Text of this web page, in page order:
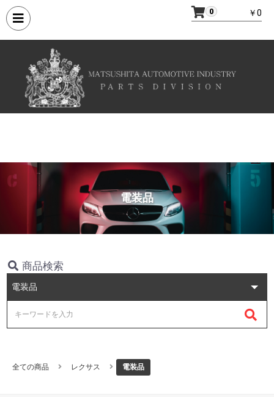
0 ￥0
電装品
商品検索
全ての商品 レクサス 電装品